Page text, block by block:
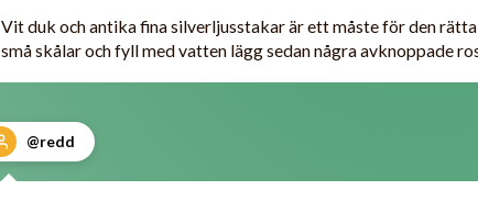
Vit duk och antika fina silverljusstakar är ett måste för den
små skålar och fyll med vatten lägg sedan några avknoppade
@redd